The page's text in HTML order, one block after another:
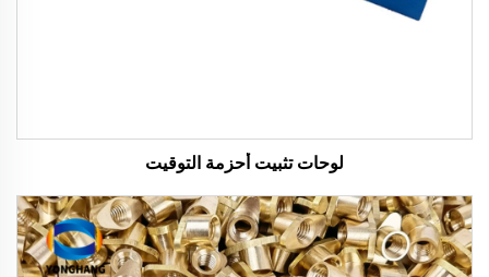
لوحات تثبيت أحزمة التوقيت